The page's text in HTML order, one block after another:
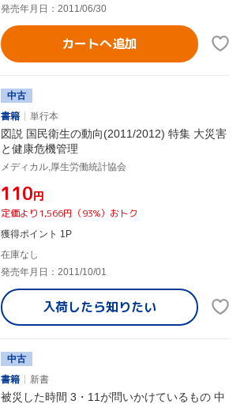
発売年月日：2011/06/30
カートへ追加
中古
書籍
単行本
図説 国民衛生の動向(2011/2012) 特集 大災害
と健康危機管理
メディカル,厚生労働統計協会
¥110円
定価より1,566円（93%）おトク
獲得ポイント 1P
在庫なし
発売年月日：2011/10/01
入荷したら知りたい
中古
書籍
新書
被災した時間 3・11が問いかけているもの 中